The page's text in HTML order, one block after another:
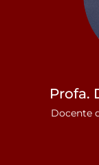
Profa.
Docente